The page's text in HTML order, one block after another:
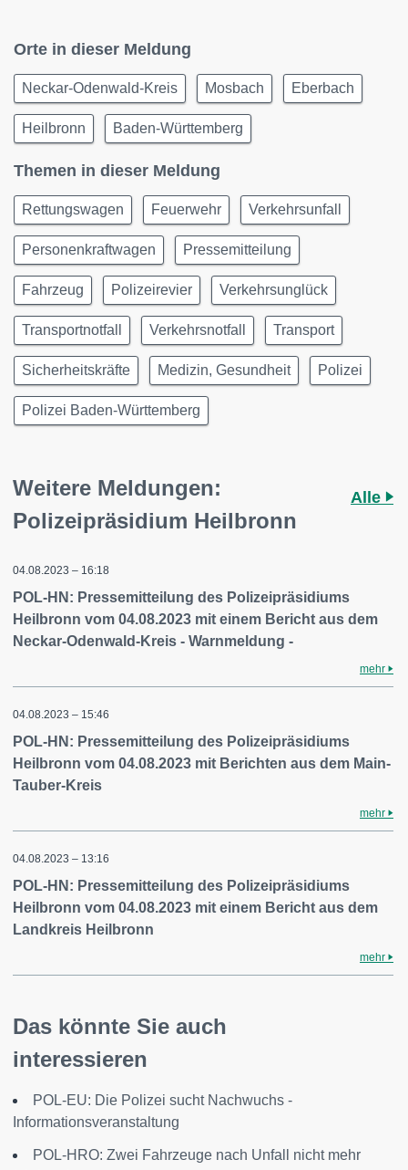
Orte in dieser Meldung
Neckar-Odenwald-Kreis Mosbach Eberbach
Heilbronn Baden-Württemberg
Themen in dieser Meldung
Rettungswagen Feuerwehr Verkehrsunfall
Personenkraftwagen Pressemitteilung
Fahrzeug Polizeirevier Verkehrsunglück
Transportnotfall Verkehrsnotfall Transport
Sicherheitskräfte Medizin, Gesundheit Polizei
Polizei Baden-Württemberg
Weitere Meldungen:
Polizeipräsidium Heilbronn
Alle
04.08.2023 – 16:18
POL-HN: Pressemitteilung des Polizeipräsidiums
Heilbronn vom 04.08.2023 mit einem Bericht aus dem
Neckar-Odenwald-Kreis - Warnmeldung -
mehr
04.08.2023 – 15:46
POL-HN: Pressemitteilung des Polizeipräsidiums
Heilbronn vom 04.08.2023 mit Berichten aus dem Main-
Tauber-Kreis
mehr
04.08.2023 – 13:16
POL-HN: Pressemitteilung des Polizeipräsidiums
Heilbronn vom 04.08.2023 mit einem Bericht aus dem
Landkreis Heilbronn
mehr
Das könnte Sie auch
interessieren
POL-EU: Die Polizei sucht Nachwuchs -
Informationsveranstaltung
POL-HRO: Zwei Fahrzeuge nach Unfall nicht mehr